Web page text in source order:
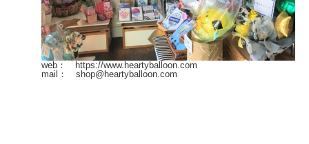
web： https://www.heartyballoon.com
mail： shop@heartyballoon.com